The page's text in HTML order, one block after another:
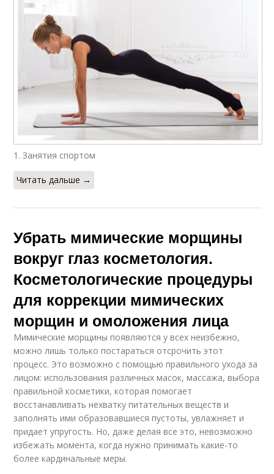
1. Занятия спортом
Читать дальше →
Убрать мимические морщины
вокруг глаз косметология.
Косметологические процедуры
для коррекции мимических
морщин и омоложения лица
Мимические морщины появляются у всех неизбежно,
можно лишь только постараться отсрочить этот
процесс. Это возможно с помощью правильного ухода за
лицом: использования различных масок, массажа, выбора
правильной косметики, которая помогает
восстанавливать нехватку питательных веществ и
заполнять ими образовавшиеся пустоты, увлажняет и
придает упругость. Но, даже делая все это, невозможно
избежать момента, когда нужно принимать какие-то
более кардинальные меры.